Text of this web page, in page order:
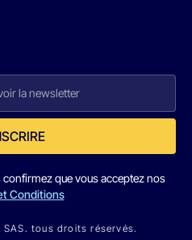
que vous acceptez nos
Conditions
tous droits réservés.